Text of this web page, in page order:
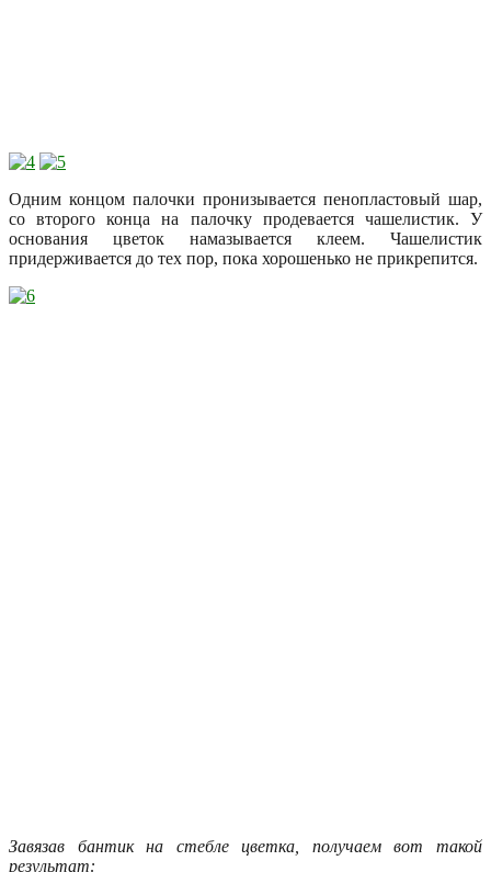
Одним концом палочки пронизывается пенопластовый шар,
со второго конца на палочку продевается чашелистик. У
основания цветок намазывается клеем. Чашелистик
придерживается до тех пор, пока хорошенько не прикрепится.
Завязав бантик на стебле цветка, получаем вот такой
результат: